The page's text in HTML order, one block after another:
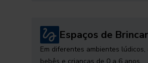
Espaços de Brincar
Em diferentes ambientes lúdicos,